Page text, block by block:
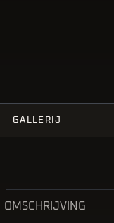
GALLERIJ
OMSCHRIJVING